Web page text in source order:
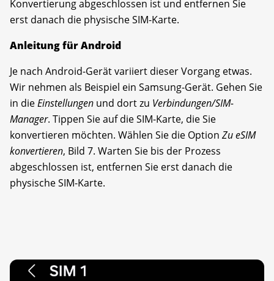
Konvertierung abgeschlossen ist und entfernen Sie
erst danach die physische SIM-Karte.
Anleitung für Android
Je nach Android-Gerät variiert dieser Vorgang etwas.
Wir nehmen als Beispiel ein Samsung-Gerät. Gehen Sie
in dieEinstellungen und dort zu Verbindungen/SIM-
Manager. Tippen Sie auf die SIM-Karte, die Sie
konvertieren möchten. Wählen Sie die Option Zu eSIM
konvertieren, Bild 7. Warten Sie bis der Prozess
abgeschlossen ist, entfernen Sie erst danach die
physische SIM-Karte.